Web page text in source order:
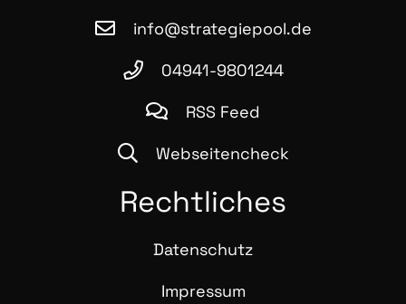
info@strategiepool.de
04941-9801244
RSS Feed
Webseitencheck
Recht­li­ches
Daten­schutz
Impres­sum